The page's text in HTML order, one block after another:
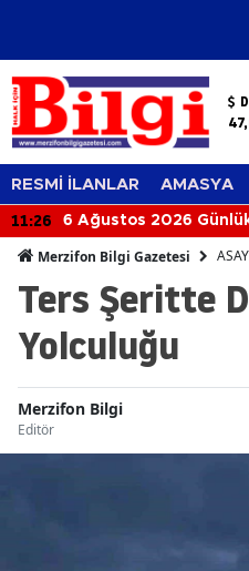
RESMİ İLANLAR AMASYA
11:26
6 Ağustos 2026
Neler Bekliyor?
Merzifon Bilgi Gazetesi
Ters Şeritte
Yolculuğu
Merzifon Bilgi
Editör